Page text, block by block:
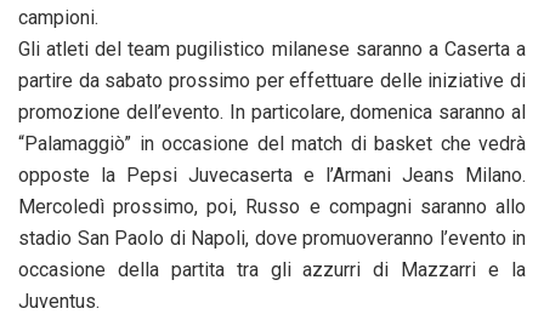
campioni.
Gli atleti del team pugilistico milanese saranno a Caserta a
partire da sabato prossimo per effettuare delle iniziative di
promozione dell’evento. In particolare, domenica saranno al
“Palamaggiò” in occasione del match di basket che vedrà
opposte la Pepsi Juvecaserta e l’Armani Jeans Milano.
Mercoledì prossimo, poi, Russo e compagni saranno allo
stadio San Paolo di Napoli, dove promuoveranno l’evento in
occasione della partita tra gli azzurri di Mazzarri e la
Juventus.